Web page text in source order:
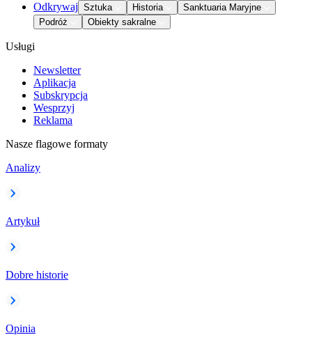
Odkrywaj Sztuka Historia
Sanktuaria Maryjne
Podróż
Obiekty sakralne
Usługi
Newsletter
Aplikacja
Subskrypcja
Wesprzyj
Reklama
Nasze flagowe formaty
Analizy
Artykuł
Dobre historie
Opinia